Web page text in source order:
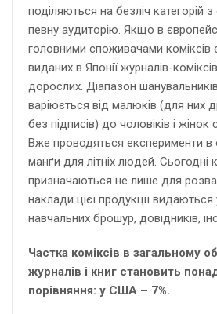
поділяються на безліч категорій
певну аудиторію. Якщо в
головними споживачами коміксів
виданих в Японії журналів-
дорослих. Діапазон
варіюється від малюків (для них
без підписів) до чоловіків і жінок
Вже проводяться експерименти в
манґи для літніх людей. Сьогодні
призначаються не лише для
наклади цієї продукції видаються
навчальних брошур, довідників,
Частка коміксів в загальному
журналів і книг становить
порівняння: у США – 7%.